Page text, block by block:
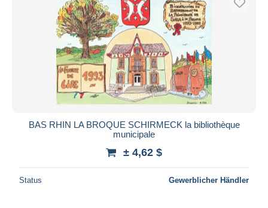
BAS RHIN LA BROQUE SCHIRMECK la bibliothèque
municipale
± 4,62 $
Status Gewerblicher Händler